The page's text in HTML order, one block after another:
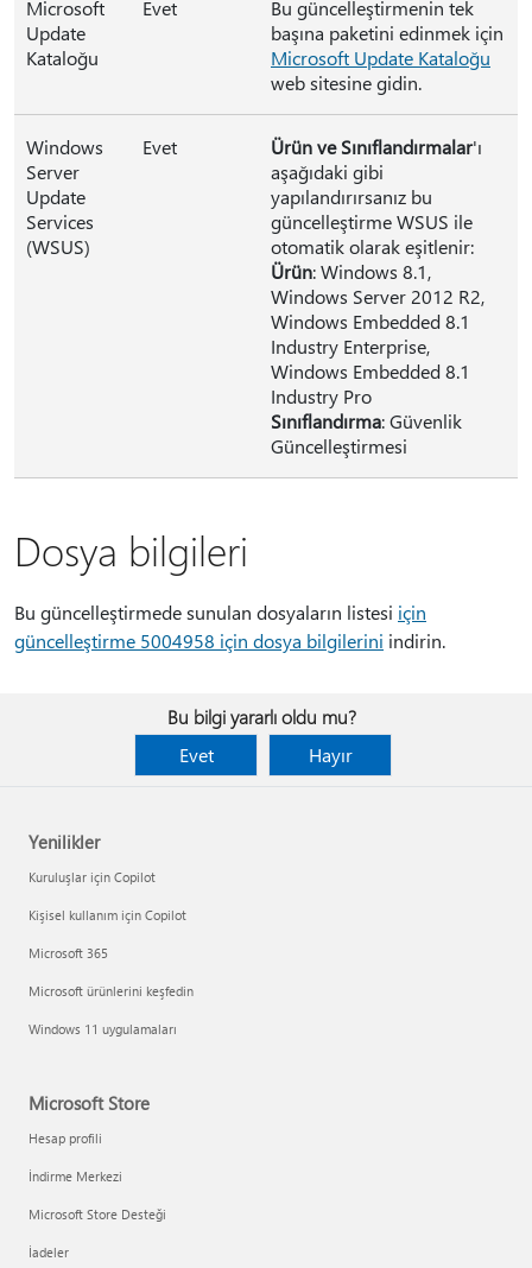
Microsoft
Update
Kataloğu
Evet
Bu güncelleştirmenin tek
başına paketini edinmek için
Microsoft Update Kataloğu
web sitesine gidin.
Windows
Server
Update
Services
(WSUS)
Evet Ürün ve Sınıflandırmalar'ı
aşağıdaki gibi
yapılandırırsanız bu
güncelleştirme WSUS ile
otomatik olarak eşitlenir:
Ürün: Windows 8.1,
Windows Server 2012 R2,
Windows Embedded 8.1
Industry Enterprise,
Windows Embedded 8.1
Industry Pro
Sınıflandırma: Güvenlik
Güncelleştirmesi
Dosya bilgileri
Bu güncelleştirmede sunulan dosyaların listesi için
güncelleştirme 5004958 için dosya bilgilerini indirin.
Bu bilgi yararlı oldu mu?
Evet
Hayır
Yenilikler
Kuruluşlar için Copilot
Kişisel kullanım için Copilot
Microsoft 365
Microsoft ürünlerini keşfedin
Windows 11 uygulamaları
Microsoft Store
Hesap profili
İndirme Merkezi
Microsoft Store Desteği
İadeler